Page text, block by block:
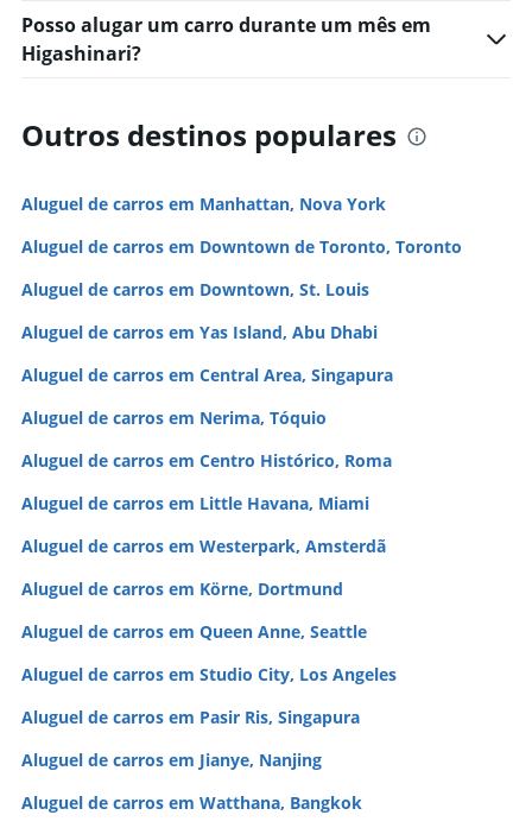
Posso alugar um carro durante um mês em
Higashinari?
Outros destinos populares
Aluguel de carros em Manhattan, Nova York
Aluguel de carros em Downtown de Toronto, Toronto
Aluguel de carros em Downtown, St. Louis
Aluguel de carros em Yas Island, Abu Dhabi
Aluguel de carros em Central Area, Singapura
Aluguel de carros em Nerima, Tóquio
Aluguel de carros em Centro Histórico, Roma
Aluguel de carros em Little Havana, Miami
Aluguel de carros em Westerpark, Amsterdã
Aluguel de carros em Körne, Dortmund
Aluguel de carros em Queen Anne, Seattle
Aluguel de carros em Studio City, Los Angeles
Aluguel de carros em Pasir Ris, Singapura
Aluguel de carros em Jianye, Nanjing
Aluguel de carros em Watthana, Bangkok